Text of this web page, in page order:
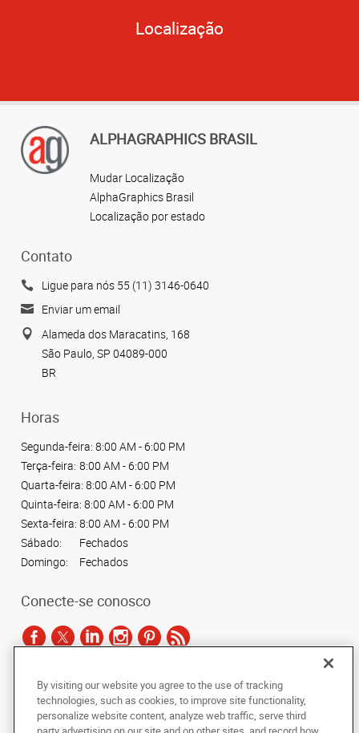
Localização
ALPHAGRAPHICS BRASIL
Mudar Localização
AlphaGraphics Brasil
Localização por estado
Contato
Ligue para nós 55 (11) 3146-0640
Enviar um email
Alameda dos Maracatins, 168
São Paulo, SP 04089-000
BR
Horas
Segunda-feira: 8:00 AM - 6:00 PM
Terça-feira: 8:00 AM - 6:00 PM
Quarta-feira: 8:00 AM - 6:00 PM
Quinta-feira: 8:00 AM - 6:00 PM
Sexta-feira: 8:00 AM - 6:00 PM
Sábado:
Fechados
Domingo:
Fechados
Conecte-se conosco
De acordo com as leis de direitos autorais, esta documentação não pode ser
copiada, fotocopiada, reproduzida, traduzida ou reduzida a qualquer meio
eletrônico ou forma legível por máquina, no todo ou em parte, sem o
By visiting our website you agree to the use of tracking
technologies, such as cookies, to improve site functionality,
personalize website content, analyze web traffic, serve third